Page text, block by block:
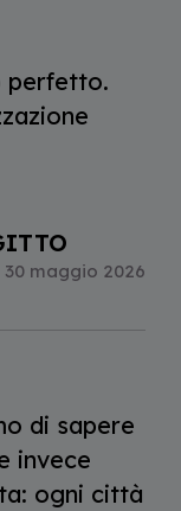
perfetto.
30 maggio 2026
di sapere
invece
ogni città